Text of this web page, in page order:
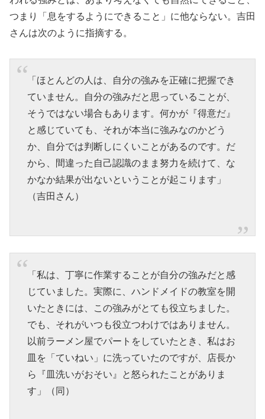
つまり「息をするようにできること」に他ならない。吉田
さんは次のように指摘する。
「ほとんどの人は、自分の強みを正確に把握でき
ていません。自分の強みだと思っていることが、
そうではない場合もあります。何かが『得意だ』
と感じていても、それが本当に強みなのかどう
か、自分では判断しにくいことがあるのです。だ
から、間違った自己認識のまま努力を続けて、な
かなか結果が出ないということが起こります」
（吉田さん）
「私は、丁寧に作業することが自分の強みだと感
じていました。実際に、ハンドメイドの教室を開
いたときには、この強みがとても役立ちました。
でも、それがいつも役立つわけではありません。
以前ラーメン屋でパートをしていたとき、私はお
皿を「ていねい」に洗っていたのですが、店長か
ら『皿洗いがおそい』と怒られたことがありま
す」（同）